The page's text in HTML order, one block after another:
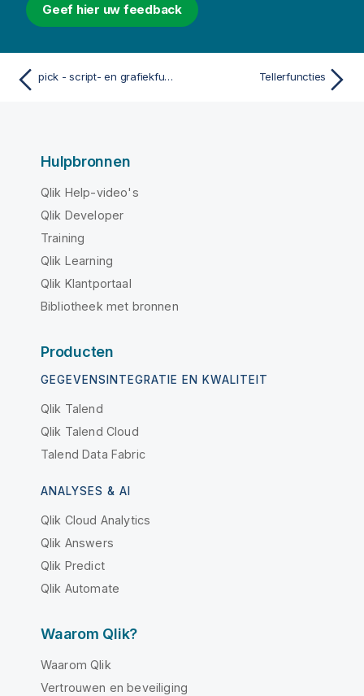
Geef hier uw feedback
pick - script- en grafiekfunctie Tellerfuncties
Hulpbronnen
Qlik Help-video's
Qlik Developer
Training
Qlik Learning
Qlik Klantportaal
Bibliotheek met bronnen
Producten
GEGEVENSINTEGRATIE EN KWALITEIT
Qlik Talend
Qlik Talend Cloud
Talend Data Fabric
ANALYSES & AI
Qlik Cloud Analytics
Qlik Answers
Qlik Predict
Qlik Automate
Waarom Qlik?
Waarom Qlik
Vertrouwen en beveiliging